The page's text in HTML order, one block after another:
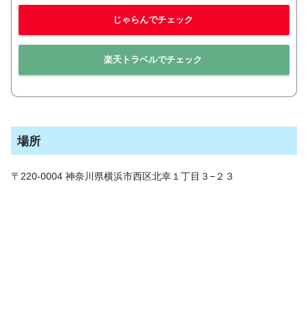
じゃらんでチェック
楽天トラベルでチェック
場所
〒220-0004 神奈川県横浜市西区北幸１丁目３−２３